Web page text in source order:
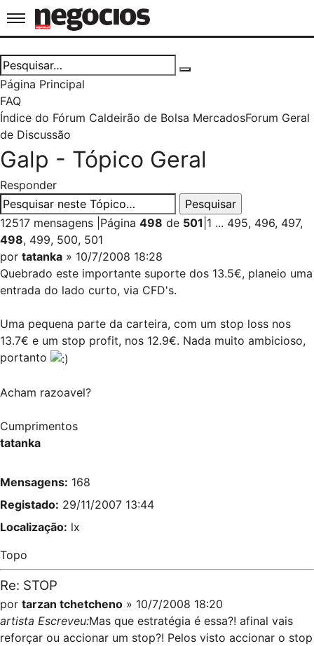
Jornal de Negócios
Página Principal
FAQ
Índice do Fórum Caldeirão de Bolsa MercadosForum Geral
de Discussão
Galp - Tópico Geral
Responder
12517 mensagens Página 498 de 501 1 ... 495, 496, 497,
498, 499, 500, 501
por tatanka » 10/7/2008 18:28
Quebrado este importante suporte dos 13.5€, planeio uma
entrada do lado curto, via CFD's.
Uma pequena parte da carteira, com um stop loss nos
13.7€ e um stop profit, nos 12.9€. Nada muito ambicioso,
portanto
Acham razoavel?
Cumprimentos
tatanka
Mensagens: 168
Registado: 29/11/2007 13:44
Localização: lx
Topo
Re: STOP
por tarzan tchetcheno » 10/7/2008 18:20
artista Escreveu:Mas que estratégia é essa?! afinal vais
reforçar ou accionar um stop?! Pelos visto accionar o stop